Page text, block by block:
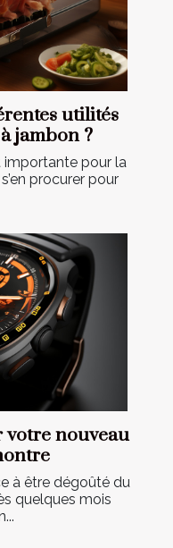
utilités
jambon ?
importante pour la
procurer pour
votre nouveau
à être dégoûté du
quelques mois